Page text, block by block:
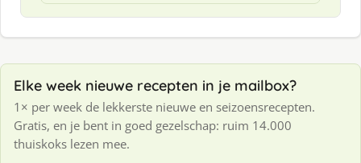
Elke week nieuwe recepten in je mailbox?
1× per week de lekkerste nieuwe en seizoensrecepten.
Gratis, en je bent in goed gezelschap: ruim 14.000
thuiskoks lezen mee.